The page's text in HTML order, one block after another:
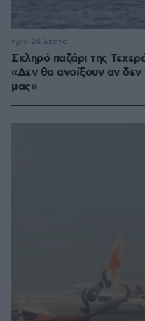
Σκληρό παζάρι της
«Δεν θα ανοίξουν αν δεν
μας»
πριν 24 λεπτά